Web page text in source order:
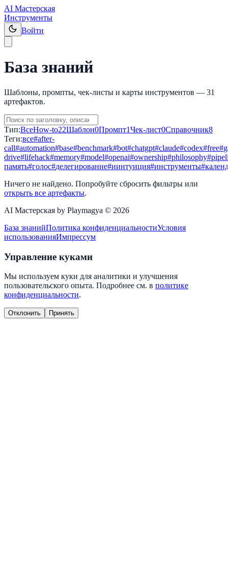
AI Мастерская
Инструменты
Войти
База знаний
Шаблоны, промпты, чек-листы и карты инструментов — 31
артефактов.
Тип:ВсеHow-to22Шаблон0Промпт1Чек-лист0Справочник8
Теги:все#after-
call#automation#base#benchmark#bot#chatgpt#claude#codex#free#
drive#lifehack#memory#model#openai#ownership#philosophy#
память#голос#делегирование#иинтуиция#инструменты#
Ничего не найдено. Попробуйте сбросить фильтры или
открыть все артефакты.
AI Мастерская by Playmagya © 2026
База знанийПолитика конфиденциальностиУсловия
использованияИмпрессум
Управление куками
Мы используем куки для аналитики и улучшения
пользовательского опыта. Подробнее см. в политике
конфиденциальности.
Отклонить Принять